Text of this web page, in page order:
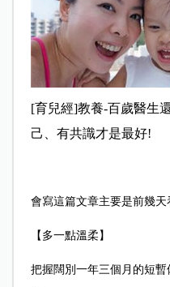
[育兒經]教養-百歲醫生
己、有共識才是最好!
會寫這篇文章主要是前幾
【多一點溫柔】
把握闊別一年三個月的短